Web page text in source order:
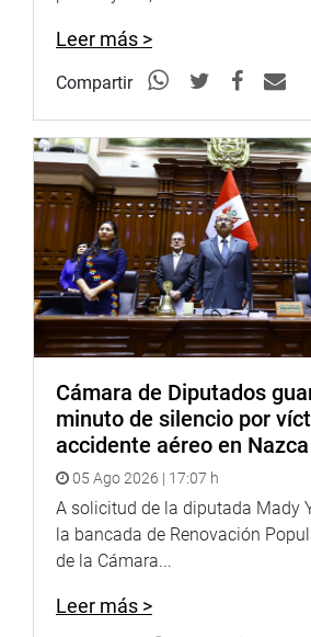
“En el caso del Callao, hemos estado
Ancón y Ventanilla; en Lima
campo realizado es el padrón único”,
Por su parte, Jaime Fernández-
la Refinería La Pampilla S.A.A,
Repsol-Perú, indicó que una de las
corto plazo se ha hecho entrega de
como primera respuesta a los
Explicó que en el caso de Lima y
un padrón único. Para Ancón, se
1226 pescadores y 995
pescadores y 92 comerciantes; y en
pescadores y 273 comerciantes.
Finalmente, expresó que todavía no
pérdidas económicas, ni evaluación
en dos meses y medio se tendría
OFICINA DE COMUNICACIONES
Leer más >
Compartir
Cámara de Diputados
minuto de silencio por
accidente aéreo en Nazca
05 Ago 2026 | 17:07 h
A solicitud de la diputada Mady
la bancada de Renovación
de la Cámara...
Leer más >